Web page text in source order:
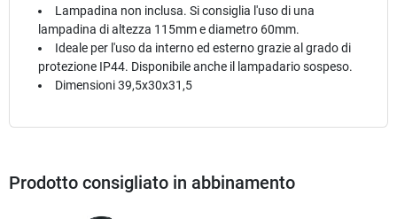
Lampadina non inclusa. Si consiglia l'uso di una
lampadina di altezza 115mm e diametro 60mm.
Ideale per l'uso da interno ed esterno grazie al grado di
protezione IP44. Disponibile anche il lampadario sospeso.
Dimensioni 39,5x30x31,5
Prodotto consigliato in abbinamento